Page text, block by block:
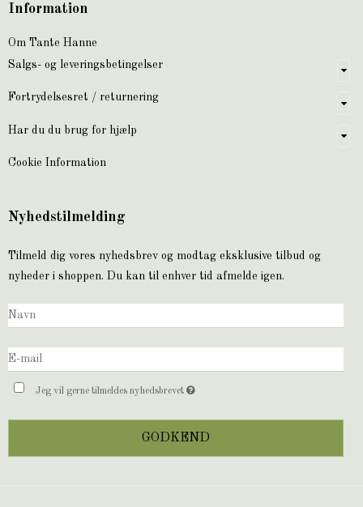
Information
Om Tante Hanne
Salgs- og leveringsbetingelser
Fortrydelsesret / returnering
Har du du brug for hjælp
Cookie Information
Nyhedstilmelding
Tilmeld dig vores nyhedsbrev og modtag eksklusive tilbud og
nyheder i shoppen. Du kan til enhver tid afmelde igen.
Jeg vil gerne tilmeldes nyhedsbrevet
GODKEND